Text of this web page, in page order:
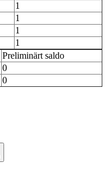
1
1
1
1
Preliminärt saldo
0
0